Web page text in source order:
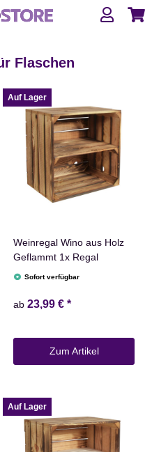
Flaschen
Auf Lager
Weinregal Wino aus Holz
Geflammt 1x Regal
Sofort verfügbar
ab 23,99 € *
Zum Artikel
Auf Lager